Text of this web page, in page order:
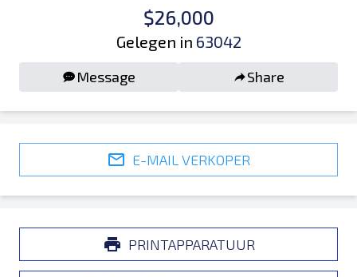
$26,000
Gelegen in 63042
Message Share
E-MAIL VERKOPER
PRINTAPPARATUUR